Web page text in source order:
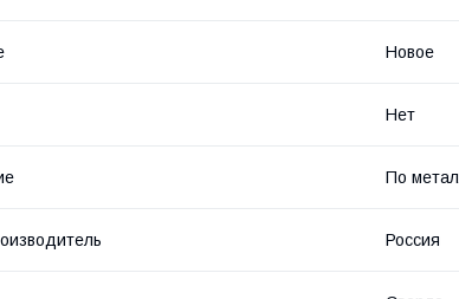
Новое
Нет
По
Россия